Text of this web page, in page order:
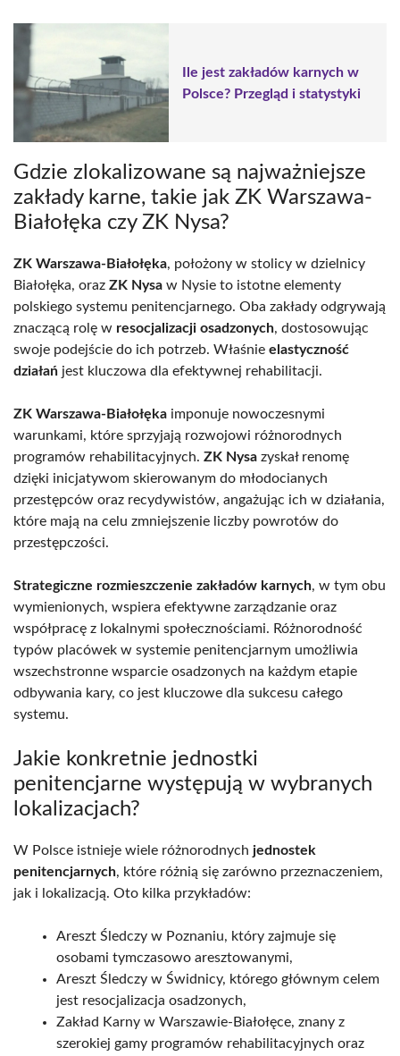
Ile jest zakładów karnych w
Polsce? Przegląd i statystyki
Gdzie zlokalizowane są najważniejsze
zakłady karne, takie jak ZK Warszawa-
Białołęka czy ZK Nysa?
ZK Warszawa-Białołęka, położony w stolicy w dzielnicy
Białołęka, oraz ZK Nysa w Nysie to istotne elementy
polskiego systemu penitencjarnego. Oba zakłady odgrywają
znaczącą rolę w resocjalizacji osadzonych, dostosowując
swoje podejście do ich potrzeb. Właśnie elastyczność
działań jest kluczowa dla efektywnej rehabilitacji.
ZK Warszawa-Białołęka imponuje nowoczesnymi
warunkami, które sprzyjają rozwojowi różnorodnych
programów rehabilitacyjnych. ZK Nysa zyskał renomę
dzięki inicjatywom skierowanym do młodocianych
przestępców oraz recydywistów, angażując ich w działania,
które mają na celu zmniejszenie liczby powrotów do
przestępczości.
Strategiczne rozmieszczenie zakładów karnych, w tym obu
wymienionych, wspiera efektywne zarządzanie oraz
współpracę z lokalnymi społecznościami. Różnorodność
typów placówek w systemie penitencjarnym umożliwia
wszechstronne wsparcie osadzonych na każdym etapie
odbywania kary, co jest kluczowe dla sukcesu całego
systemu.
Jakie konkretnie jednostki
penitencjarne występują w wybranych
lokalizacjach?
W Polsce istnieje wiele różnorodnych jednostek
penitencjarnych, które różnią się zarówno przeznaczeniem,
jak i lokalizacją. Oto kilka przykładów:
Areszt Śledczy w Poznaniu, który zajmuje się
osobami tymczasowo aresztowanymi,
Areszt Śledczy w Świdnicy, którego głównym celem
jest resocjalizacja osadzonych,
Zakład Karny w Warszawie-Białołęce, znany z
szerokiej gamy programów rehabilitacyjnych oraz